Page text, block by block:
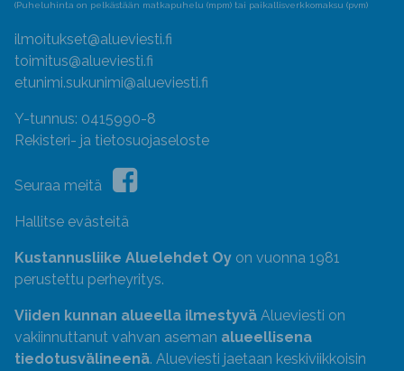
(Puheluhinta on pelkästään matkapuhelu (mpm) tai paikallisverkkomaksu (pvm)
ilmoitukset@alueviesti.fi
toimitus@alueviesti.fi
etunimi.sukunimi@alueviesti.fi
Y-tunnus: 0415990-8
Rekisteri- ja tietosuojaseloste
Seuraa meitä
Hallitse evästeitä
Kustannusliike Aluelehdet Oy on vuonna 1981
perustettu perheyritys.
Viiden kunnan alueella ilmestyvä Alueviesti on
vakiinnuttanut vahvan aseman alueellisena
tiedotusvälineenä. Alueviesti jaetaan keskiviikkoisin